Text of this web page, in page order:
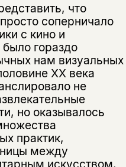
что
соперничало
с кино и
гораздо
нам визуальных
XX века
не
но оказывалось
практик,
между
искусством.